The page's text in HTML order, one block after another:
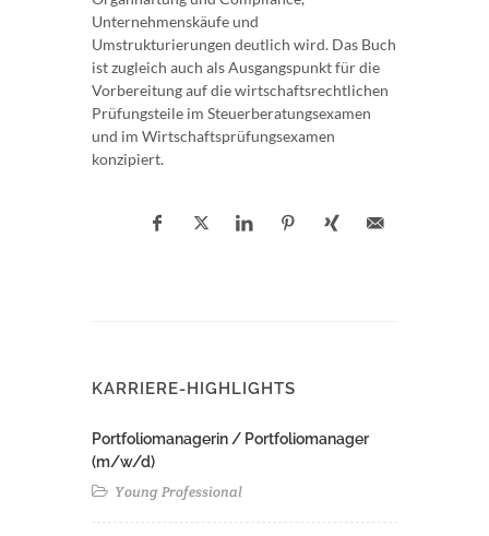
Unternehmenskäufe und
Umstrukturierungen deutlich wird. Das Buch
ist zugleich auch als Ausgangspunkt für die
Vorbereitung auf die wirtschaftsrechtlichen
Prüfungsteile im Steuerberatungsexamen
und im Wirtschaftsprüfungsexamen
konzipiert.
KARRIERE-HIGHLIGHTS
Portfoliomanagerin / Portfoliomanager
(m/w/d)
Young Professional